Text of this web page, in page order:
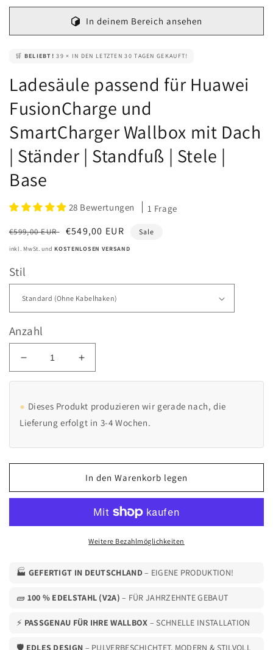
In deinem Bereich ansehen
🛒 BELIEBT! 39 × IN DEN LETZTEN 30 TAGEN GEKAUFT!
Ladesäule passend für Huawei
FusionCharge und
SmartCharger Wallbox mit Dach
| Ständer | Standfuß | Stele |
Base
28 Bewertungen 1 Frage
Normaler
Preis
€599,00 EUR Verkaufspreis
€549,00 EUR Sale
inkl. MwSt. undKOSTENLOSEN VERSAND
Stil
Anzahl
Verringere
die
für
Ladesäule
passend
FusionCharge
SmartCharger
Dach
|
|
Erhöhe
die
für
Ladesäule
passend
FusionCharge
und
SmartCharger
mit
Dach
|
|
Stele
|
Dieses Produkt produzieren wir gerade nach, die
Lieferung erfolgt in 3-4 Wochen.
In den Warenkorb legen
Weitere Bezahlmöglichkeiten
🏭 GEFERTIGT IN DEUTSCHLAND– EIGENE PRODUKTION!
🧱 100 % EDELSTAHL (V2A) – FÜR JAHRZEHNTE GEBAUT
⚡ PASSGENAU FÜR IHRE WALLBOX – SCHNELLE INSTALLATION
🛡️ EDLES DESIGN – PULVERBESCHICHTET, MODERN & STILVOLL